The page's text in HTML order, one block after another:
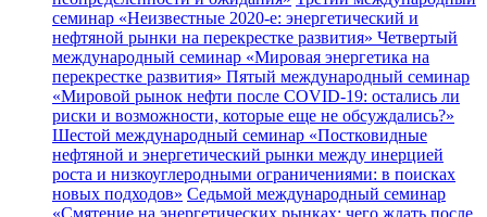
семинар «Неизвестные 2020-е: энергетический и
нефтяной рынки на перекрестке развития» Четвертый
международный семинар «Мировая энергетика на
перекрестке развития» Пятый международный семинар
«Мировой рынок нефти после COVID-19: остались ли
риски и возможности, которые еще не обсуждались?»
Шестой международный семинар «Постковидные
нефтяной и энергетический рынки между инерцией
роста и низкоуглеродными ограничениями: в поисках
новых подходов» Седьмой международный семинар
«Смятение на энергетических рынках: чего ждать после